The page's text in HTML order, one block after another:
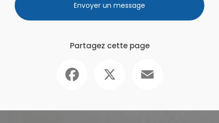
Envoyer un message
Partagez cette page